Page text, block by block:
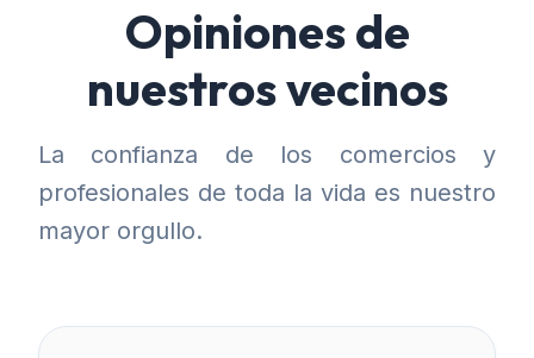
Opiniones de
nuestros vecinos
La confianza de los comercios y
profesionales de toda la vida es nuestro
mayor orgullo.